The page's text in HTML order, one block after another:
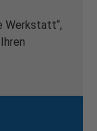
Werkstatt“,